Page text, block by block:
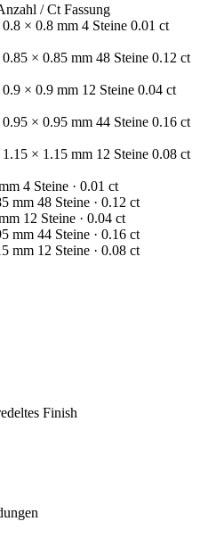
/ Ct Fassung
0.8 × 0.8 mm 4 Steine 0.01 ct
0.85 × 0.85 mm 48 Steine 0.12 ct
0.9 × 0.9 mm 12 Steine 0.04 ct
0.95 × 0.95 mm 44 Steine 0.16 ct
1.15 × 1.15 mm 12 Steine 0.08 ct
4 Steine · 0.01 ct
mm 48 Steine · 0.12 ct
12 Steine · 0.04 ct
mm 44 Steine · 0.16 ct
mm 12 Steine · 0.08 ct
Finish